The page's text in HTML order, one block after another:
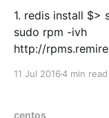
1. redis install $> sudo yum install -y epel-release $>
sudo rpm -ivh
http://
11 Jul 20164 min read
centos